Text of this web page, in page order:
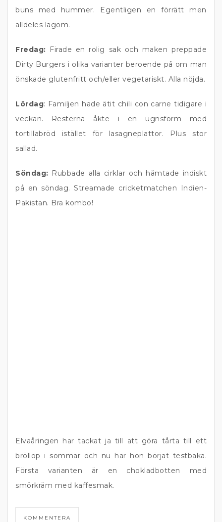
buns med hummer. Egentligen en förrätt men
alldeles lagom.
Fredag: Firade en rolig sak och maken preppade
Dirty Burgers i olika varianter beroende på om man
önskade glutenfritt och/eller vegetariskt. Alla nöjda.
Lördag: Familjen hade ätit chili con carne tidigare i
veckan. Resterna åkte i en ugnsform med
tortillabröd istället för lasagneplattor. Plus stor
sallad.
Söndag: Rubbade alla cirklar och hämtade indiskt
på en söndag. Streamade cricketmatchen Indien-
Pakistan. Bra kombo!
Elvaåringen har tackat ja till att göra tårta till ett
bröllop i sommar och nu har hon börjat testbaka.
Första varianten är en chokladbotten med
smörkräm med kaffesmak.
KOMMENTERA